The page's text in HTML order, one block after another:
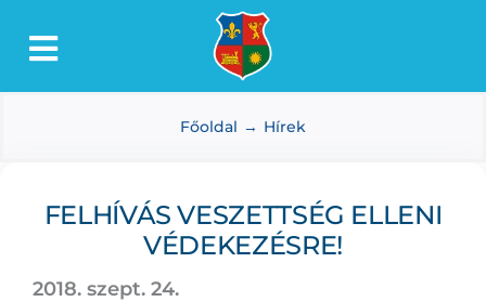
Toggle
Lőkösháza
Dokumentumtár
Főoldal Hírek
FELHÍVÁS VESZETTSÉG ELLENI
VÉDEKEZÉSRE!
2018. szept. 24.